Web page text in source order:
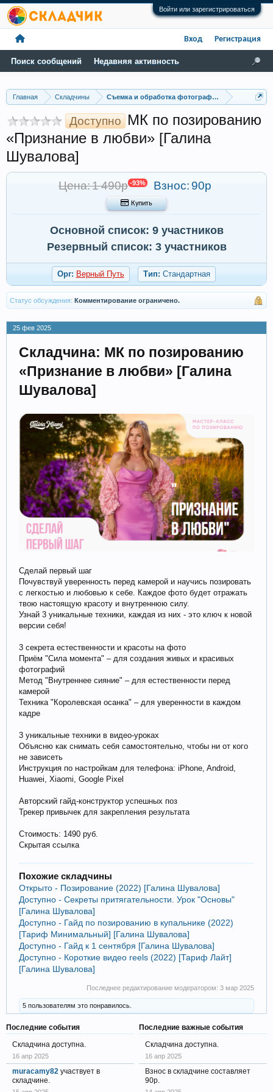
Войти или зарегистрироваться
Главная Складчины Съемка и обработка фотографий
Доступно МК по позированию
«Признание в любви» [Галина
Шувалова]
Цена: 1 490р -93% Взнос: 90р
 Купить
Основной список: 9 участников
Резервный список: 3 участников
Орг: Верный Путь Тип: Стандартная
Статус обсуждения: Комментирование ограничено.
25 фев 2025
Складчина: МК по позированию
«Признание в любви» [Галина
Шувалова]
Сделай первый шаг
Почувствуй уверенность перед камерой и научись позировать
с легкостью и любовью к себе. Каждое фото будет отражать
твою настоящую красоту и внутреннюю силу.
Узнай 3 уникальные техники, каждая из них - это ключ к новой
версии себя!
3 секрета естественности и красоты на фото
Приём "Сила момента" – для создания живых и красивых
фотографий
Метод "Внутреннее сияние" – для естественности перед
камерой
Техника "Королевская осанка" – для уверенности в каждом
кадре
3 уникальные техники в видео-уроках
Объясню как снимать себя самостоятельно, чтобы ни от кого
не зависеть
Инструкция по настройкам для телефона: iPhone, Android,
Huawei, Xiaomi, Google Pixel
Авторский гайд-конструктор успешных поз
Трекер привычек для закрепления результата
Стоимость: 1490 руб.
Скрытая ссылка
Похожие складчины
Открыто - Позирование (2022) [Галина Шувалова]
Доступно - Секреты притягательности. Урок "Основы"
[Галина Шувалова]
Доступно - Гайд по позированию в купальнике (2022)
[Тариф Минимальный] [Галина Шувалова]
Доступно - Гайд к 1 сентября [Галина Шувалова]
Доступно - Короткие видео reels (2022) [Тариф Лайт]
[Галина Шувалова]
Последнее редактирование модератором: 3 мар 2025
5 пользователям это понравилось.
Последние события
Складчина доступна.
16 апр 2025
muracamy82 участвует в
складчине.
Последние важные события
Складчина доступна.
16 апр 2025
Взнос в складчине составляет
90р.
Поиск сообщений Недавняя активность
Вход Регистрация